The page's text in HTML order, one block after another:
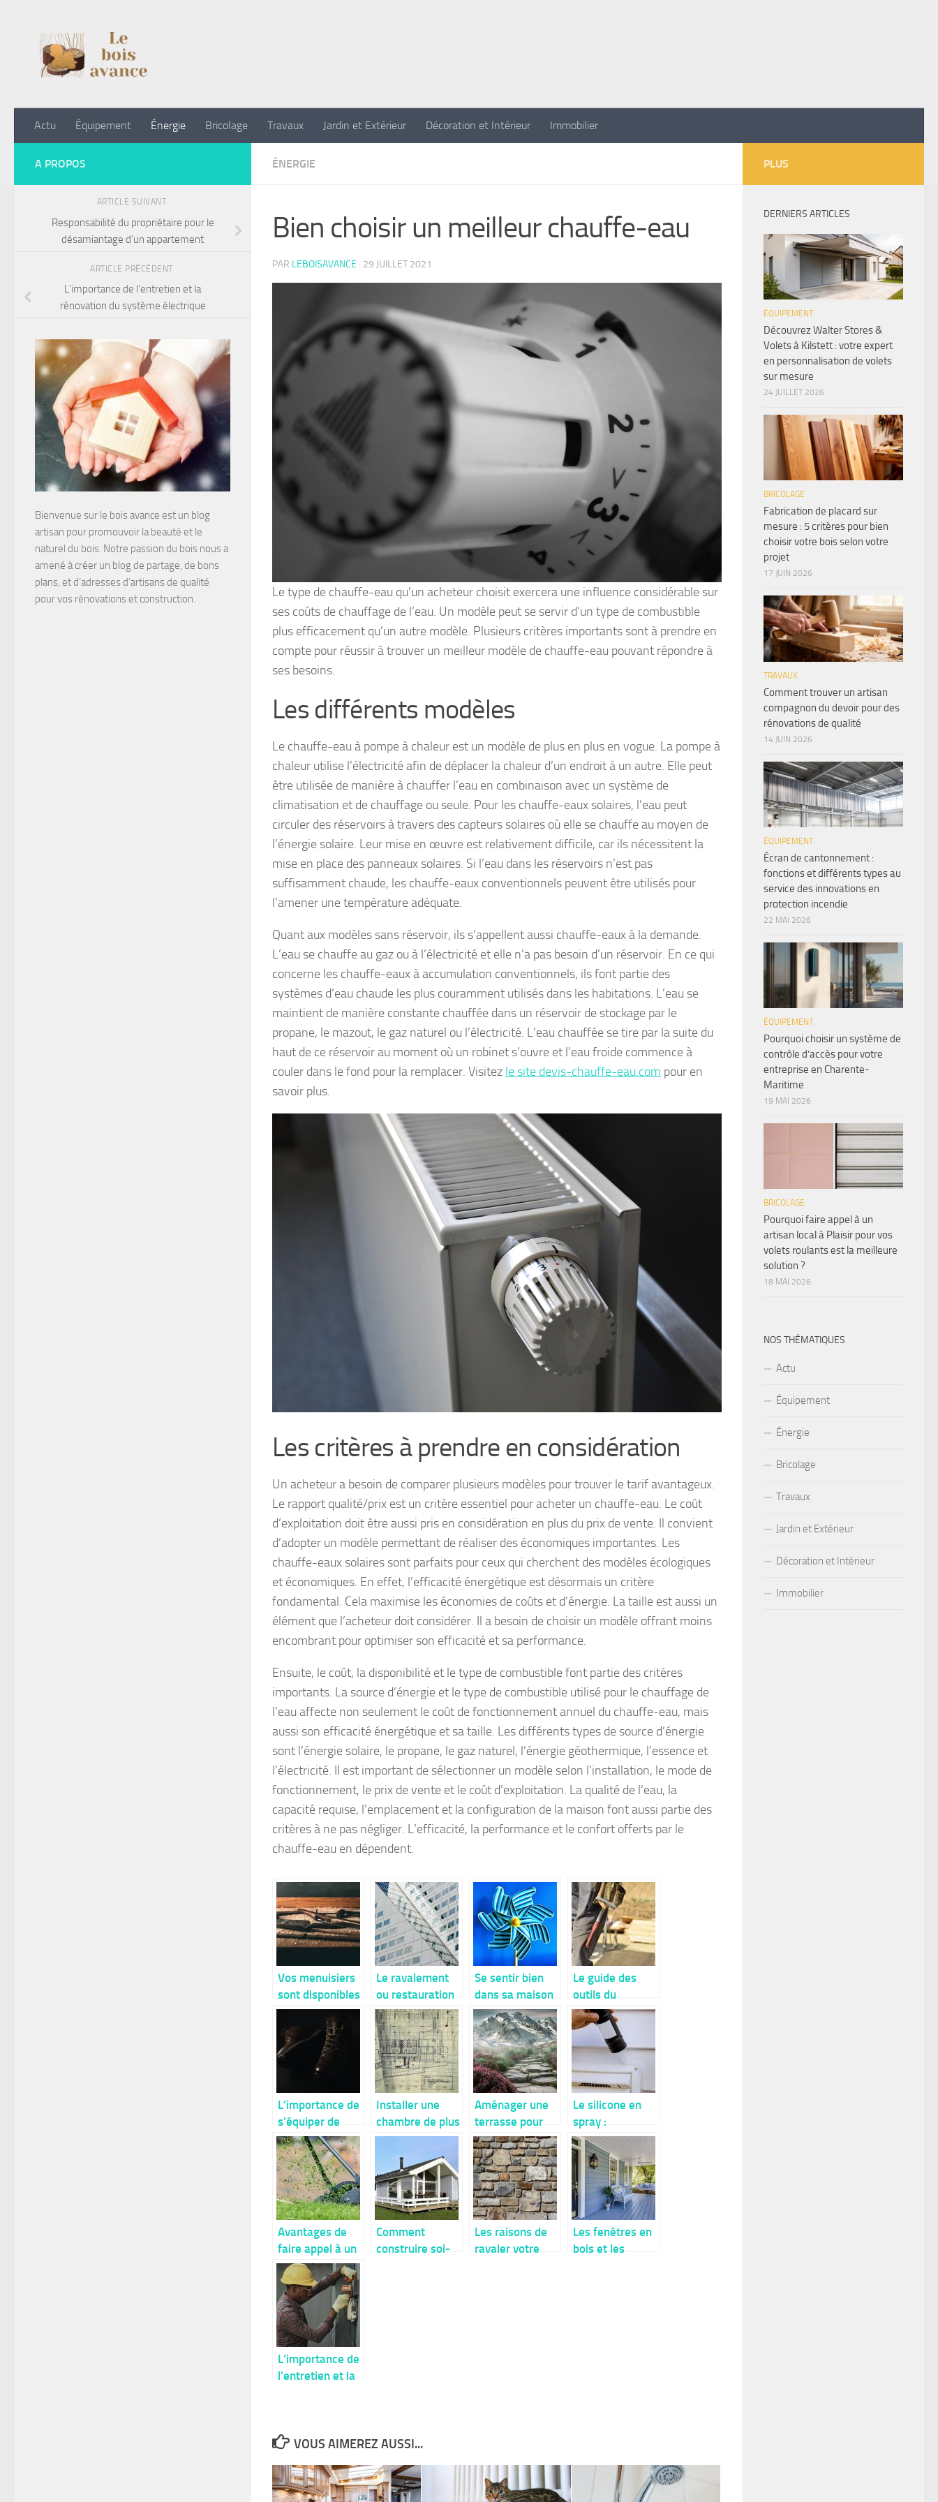
Actu Équipement Énergie Bricolage Travaux Jardin et Extérieur Décoration et Intérieur Immobilier
ÉNERGIE
Bien choisir un meilleur chauffe-eau
PAR LEBOISAVANCE · 29 JUILLET 2021
Le type de chauffe-eau qu’un acheteur choisit exercera une influence considérable sur
ses coûts de chauffage de l’eau. Un modèle peut se servir d’un type de combustible
plus efficacement qu’un autre modèle. Plusieurs critères importants sont à prendre en
compte pour réussir à trouver un meilleur modèle de chauffe-eau pouvant répondre à
ses besoins.
Les différents modèles
Le chauffe-eau à pompe à chaleur est un modèle de plus en plus en vogue. La pompe à
chaleur utilise l’électricité afin de déplacer la chaleur d’un endroit à un autre. Elle peut
être utilisée de manière à chauffer l’eau en combinaison avec un système de
climatisation et de chauffage ou seule. Pour les chauffe-eaux solaires, l’eau peut
circuler des réservoirs à travers des capteurs solaires où elle se chauffe au moyen de
l’énergie solaire. Leur mise en œuvre est relativement difficile, car ils nécessitent la
mise en place des panneaux solaires. Si l’eau dans les réservoirs n’est pas
suffisamment chaude, les chauffe-eaux conventionnels peuvent être utilisés pour
l’amener une température adéquate.
Quant aux modèles sans réservoir, ils s’appellent aussi chauffe-eaux à la demande.
L’eau se chauffe au gaz ou à l’électricité et elle n’a pas besoin d’un réservoir. En ce qui
concerne les chauffe-eaux à accumulation conventionnels, ils font partie des
systèmes d’eau chaude les plus couramment utilisés dans les habitations. L’eau se
maintient de manière constante chauffée dans un réservoir de stockage par le
propane, le mazout, le gaz naturel ou l’électricité. L’eau chauffée se tire par la suite du
haut de ce réservoir au moment où un robinet s’ouvre et l’eau froide commence à
couler dans le fond pour la remplacer. Visitez le site devis-chauffe-eau.com pour en
savoir plus.
Les critères à prendre en considération
Un acheteur a besoin de comparer plusieurs modèles pour trouver le tarif avantageux.
Le rapport qualité/prix est un critère essentiel pour acheter un chauffe-eau. Le coût
d’exploitation doit être aussi pris en considération en plus du prix de vente. Il convient
d’adopter un modèle permettant de réaliser des économiques importantes. Les
chauffe-eaux solaires sont parfaits pour ceux qui cherchent des modèles écologiques
et économiques. En effet, l’efficacité énergétique est désormais un critère
fondamental. Cela maximise les économies de coûts et d’énergie. La taille est aussi un
élément que l’acheteur doit considérer. Il a besoin de choisir un modèle offrant moins
encombrant pour optimiser son efficacité et sa performance.
Ensuite, le coût, la disponibilité et le type de combustible font partie des critères
importants. La source d’énergie et le type de combustible utilisé pour le chauffage de
l’eau affecte non seulement le coût de fonctionnement annuel du chauffe-eau, mais
aussi son efficacité énergétique et sa taille. Les différents types de source d’énergie
sont l’énergie solaire, le propane, le gaz naturel, l’énergie géothermique, l’essence et
l’électricité. Il est important de sélectionner un modèle selon l’installation, le mode de
fonctionnement, le prix de vente et le coût d’exploitation. La qualité de l’eau, la
capacité requise, l’emplacement et la configuration de la maison font aussi partie des
critères à ne pas négliger. L’efficacité, la performance et le confort offerts par le
chauffe-eau en dépendent.
Vos menuisiers
sont disponibles
même en été
Le ravalement
ou restauration
de la façade : Le
choix d’une
bonne
entreprise
Se sentir bien
dans sa maison
en temps de
chaleur.
Le guide des
outils du
bricoleur
L’importance de
s’équiper de
chaussures de
sécurité lors du
travail du bois
Installer une
chambre de plus
chez soi,
comment faire ?
Aménager une
terrasse pour
embellir son
extérieur
Le silicone en
spray :
caractéristiques
et avantages
Avantages de
faire appel à un
prestataire pour
planter et
tondre du gazon
naturel
Comment
construire soi-
Les raisons de
ravaler votre
Les fenêtres en
bois et les
L’importance de
l’entretien et la
VOUS AIMEREZ AUSSI...
A PROPOS
ARTICLE SUIVANT
Responsabilité du propriétaire pour le
désamiantage d’un appartement
ARTICLE PRÉCÉDENT
L’importance de l’entretien et la
rénovation du système électrique
Bienvenue sur le bois avance est un blog
artisan pour promouvoir la beauté et le
naturel du bois. Notre passion du bois nous a
amené à créer un blog de partage, de bons
plans, et d’adresses d’artisans de qualité
pour vos rénovations et construction.
PLUS
DERNIERS ARTICLES
ÉQUIPEMENT
Découvrez Walter Stores &
Volets à Kilstett : votre expert
en personnalisation de volets
sur mesure
24 JUILLET 2026
BRICOLAGE
Fabrication de placard sur
mesure : 5 critères pour bien
choisir votre bois selon votre
projet
17 JUIN 2026
TRAVAUX
Comment trouver un artisan
compagnon du devoir pour des
rénovations de qualité
14 JUIN 2026
ÉQUIPEMENT
Écran de cantonnement :
fonctions et différents types au
service des innovations en
protection incendie
22 MAI 2026
ÉQUIPEMENT
Pourquoi choisir un système de
contrôle d’accès pour votre
entreprise en Charente-
Maritime
19 MAI 2026
BRICOLAGE
Pourquoi faire appel à un
artisan local à Plaisir pour vos
volets roulants est la meilleure
solution ?
18 MAI 2026
NOS THÉMATIQUES
Actu
Équipement
Énergie
Bricolage
Travaux
Jardin et Extérieur
Décoration et Intérieur
Immobilier